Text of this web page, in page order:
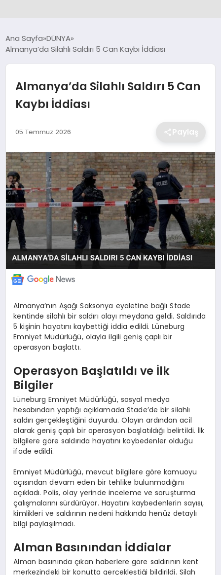
DÜNYA
EKONOMİ
MAGAZİN
TEKNOLOJİ
SAĞLIK
EĞİTİM
Ana Sayfa DÜNYA
Almanya’da Silahlı Saldırı 5 Can Kaybı İddiası
Almanya’da Silahlı Saldırı 5 Can
Kaybı İddiası
05 Temmuz 2026 Paylaş
Almanya’nın Aşağı Saksonya eyaletine bağlı Stade
kentinde silahlı bir saldırı olayı meydana geldi. Saldırıda
5 kişinin hayatını kaybettiği iddia edildi. Lüneburg
Emniyet Müdürlüğü, olayla ilgili geniş çaplı bir
operasyon başlattı.
Operasyon Başlatıldı ve İlk
Bilgiler
Lüneburg Emniyet Müdürlüğü, sosyal medya
hesabından yaptığı açıklamada Stade’de bir silahlı
saldırı gerçekleştiğini duyurdu. Olayın ardından acil
olarak geniş çaplı bir operasyon başlatıldığı belirtildi. İlk
bilgilere göre saldırıda hayatını kaybedenler olduğu
ifade edildi.
Emniyet Müdürlüğü, mevcut bilgilere göre kamuoyu
açısından devam eden bir tehlike bulunmadığını
açıkladı. Polis, olay yerinde inceleme ve soruşturma
çalışmalarını sürdürüyor. Hayatını kaybedenlerin sayısı,
kimlikleri ve saldırının nedeni hakkında henüz detaylı
bilgi paylaşılmadı.
Alman Basınından İddialar
Alman basınında çıkan haberlere göre saldırının kent
merkezindeki bir konutta gerçekleştiği bildirildi. Silah